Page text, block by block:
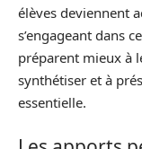
élèves deviennent
s’engageant dans
préparent mieux à
synthétiser et à
essentielle.